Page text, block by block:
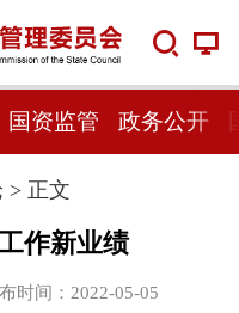
国资监管 政务公开
> 正文
作新业绩
间：2022-05-05